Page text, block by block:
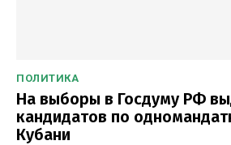
ПОЛИТИКА
На выборы в Госдуму РФ
кандидатов по
Кубани